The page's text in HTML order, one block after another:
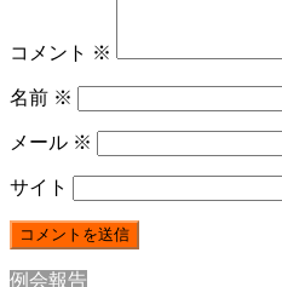
コメント ※
名前 ※
メール ※
サイト
例会報告